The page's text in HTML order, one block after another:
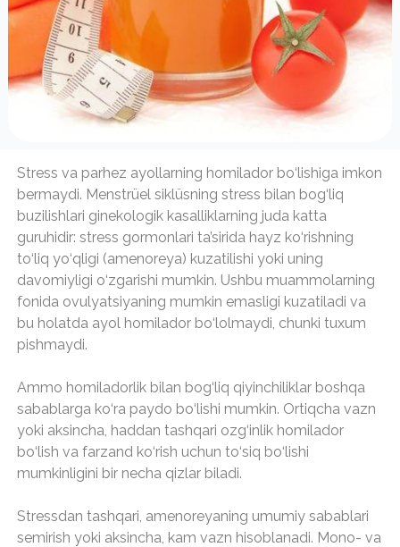
Stress va parhez ayollarning homilador bo‘lishiga imkon
bermaydi. Menstrüel siklüsning stress bilan bog‘liq
buzilishlari ginekologik kasalliklarning juda katta
guruhidir: stress gormonlari ta’sirida hayz ko‘rishning
to‘liq yo‘qligi (amenoreya) kuzatilishi yoki uning
davomiyligi o‘zgarishi mumkin. Ushbu muammolarning
fonida ovulyatsiyaning mumkin emasligi kuzatiladi va
bu holatda ayol homilador bo‘lolmaydi, chunki tuxum
pishmaydi.
Ammo homiladorlik bilan bog‘liq qiyinchiliklar boshqa
sabablarga ko‘ra paydo bo‘lishi mumkin. Ortiqcha vazn
yoki aksincha, haddan tashqari ozg‘inlik homilador
bo‘lish va farzand ko‘rish uchun to‘siq bo‘lishi
mumkinligini bir necha qizlar biladi.
Stressdan tashqari, amenoreyaning umumiy sabablari
semirish yoki aksincha, kam vazn hisoblanadi. Mono- va